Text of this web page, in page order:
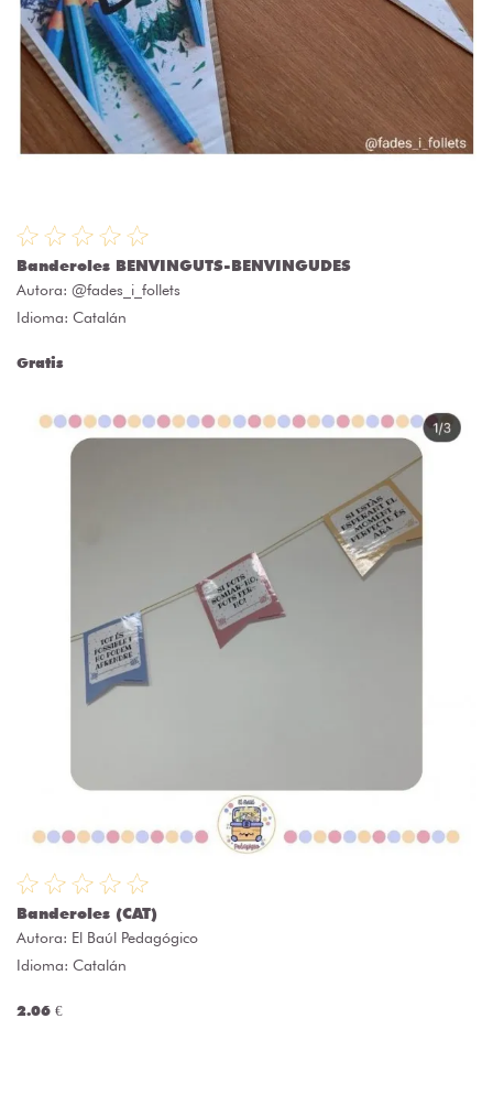
Banderoles BENVINGUTS-BENVINGUDES
Autora: @fades_i_follets
Idioma: Catalán
Gratis
Banderoles (CAT)
Autora: El Baúl Pedagógico
Idioma: Catalán
2.06 €